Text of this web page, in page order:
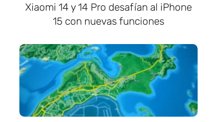
Xiaomi 14 y 14 Pro desafían al iPhone
15 con nuevas funciones